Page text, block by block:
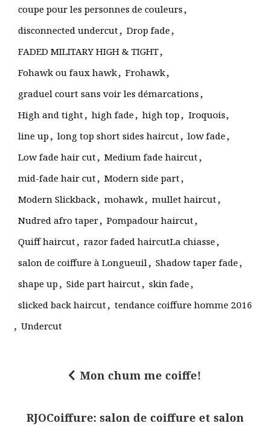
coupe pour les personnes de couleurs ,
disconnected undercut, Drop fade,
FADED MILITARY HIGH & TIGHT,
Fohawk ou faux hawk, Frohawk,
graduel court sans voir les démarcations ,
High and tight, high fade, high top, Iroquois,
line up, long top short sides haircut, low fade,
Low fade hair cut, Medium fade haircut,
mid-fade hair cut, Modern side part,
Modern Slickback, mohawk, mullet haircut,
Nudred afro taper, Pompadour haircut,
Quiff haircut, razor faded haircutLa chiasse,
salon de coiffure à Longueuil , Shadow taper fade,
shape up, Side part haircut, skin fade,
slicked back haircut, tendance coiffure homme 2016
, Undercut
Mon chum me coiffe!
RJOCoiffure: salon de coiffure et salon